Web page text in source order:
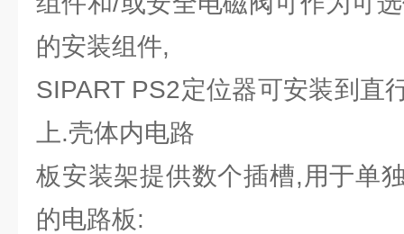
的安装组件,
SIPART PS2定位器可安装到直
上.壳体内电路
板安装架提供数个插槽,用于单
的电路板: